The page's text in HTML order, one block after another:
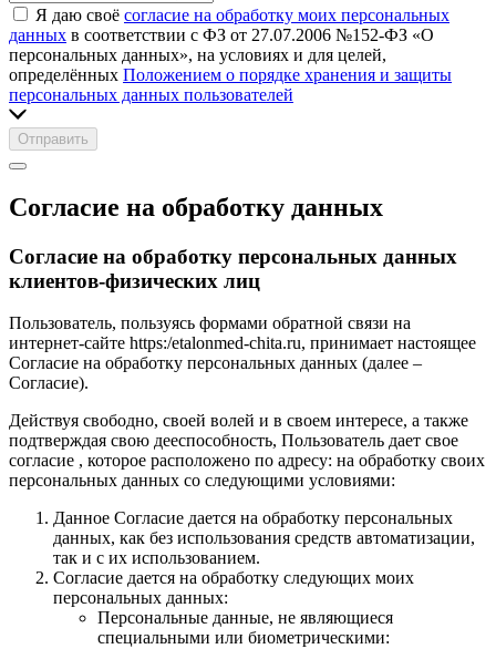
Я даю своё согласие на обработку моих персональных
данных в соответствии с ФЗ от 27.07.2006 №152-ФЗ «О
персональных данных», на условиях и для целей,
определённых Положением о порядке хранения и защиты
персональных данных пользователей
Отправить
Согласие на обработку данных
Согласие на обработку персональных данных
клиентов-физических лиц
Пользователь, пользуясь формами обратной связи на
интернет-сайте https:/etalonmed-chita.ru, принимает настоящее
Согласие на обработку персональных данных (далее –
Согласие).
Действуя свободно, своей волей и в своем интересе, а также
подтверждая свою дееспособность, Пользователь дает свое
согласие , которое расположено по адресу: на обработку своих
персональных данных со следующими условиями:
Данное Согласие дается на обработку персональных
данных, как без использования средств автоматизации,
так и с их использованием.
Согласие дается на обработку следующих моих
персональных данных:
Персональные данные, не являющиеся
специальными или биометрическими: